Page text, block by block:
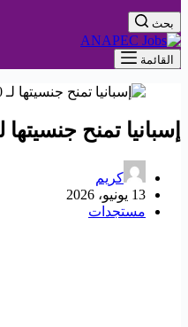
بحث
القائمة
إسبانيا تمنح جنسيتها لـ 300 ألف مقيم أجنبي والمغاربة في صدارة
كريم
13 يونيو، 2026
مستجدات